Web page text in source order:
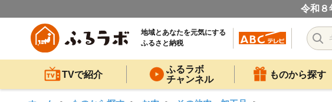
令和８
地域とあなたを元気にする
ふるさと納税
TVで紹介
ふるラボ
チャンネル
ものから探す